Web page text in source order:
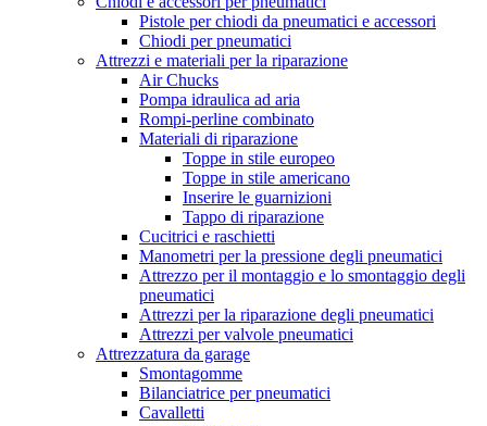
Pistole per chiodi da pneumatici e accessori
Chiodi per pneumatici
Attrezzi e materiali per la riparazione
Air Chucks
Pompa idraulica ad aria
Rompi-perline combinato
Materiali di riparazione
Toppe in stile europeo
Toppe in stile americano
Inserire le guarnizioni
Tappo di riparazione
Cucitrici e raschietti
Manometri per la pressione degli pneumatici
Attrezzo per il montaggio e lo smontaggio degli
pneumatici
Attrezzi per la riparazione degli pneumatici
Attrezzi per valvole pneumatici
Attrezzatura da garage
Smontagomme
Bilanciatrice per pneumatici
Cavalletti